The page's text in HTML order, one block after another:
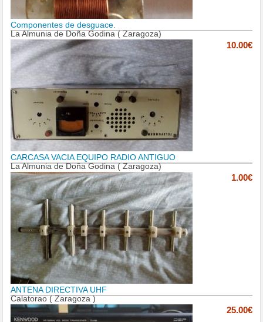
Componentes de desguace.
La Almunia de Doña Godina ( Zaragoza)
10.00€
CARCASA VACIA EQUIPO RADIO ANTIGUO
La Almunia de Doña Godina ( Zaragoza)
1.00€
ANTENA DIRECTIVA UHF
Calatorao ( Zaragoza )
25.00€